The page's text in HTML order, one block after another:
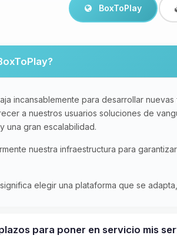
BoxToPlay
incansablemente para desarrollar
a nuestros usuarios soluciones de
una gran escalabilidad.
nuestra infraestructura para
elegir una plataforma que se
para poner en servicio mis